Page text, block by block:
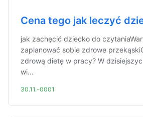
Cena tego jak leczyć
jak zachęcić dziecko do
zaplanować sobie zdrowe
zdrową dietę w pracy? W
wi...
30.11.-0001